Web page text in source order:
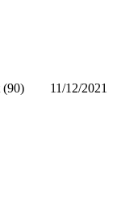
(90) 11/12/2021